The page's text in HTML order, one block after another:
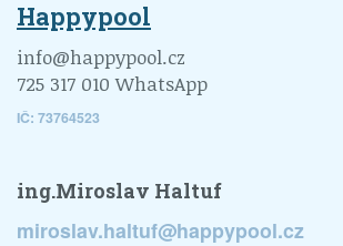
Happypool
info@happypool.cz
725 317 010 WhatsApp
IČ: 73764523
ing.Miroslav Haltuf
miroslav.haltuf@happypool.cz